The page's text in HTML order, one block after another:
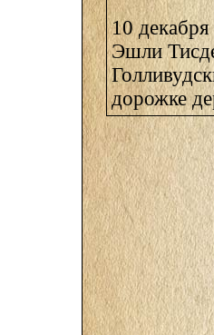
10
Эшли
дорожке